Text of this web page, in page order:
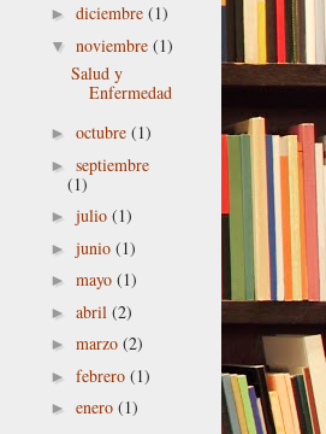
► diciembre (1)
▼ noviembre (1)
Salud y
Enfermedad
► octubre (1)
► septiembre
(1)
► julio (1)
► junio (1)
► mayo (1)
► abril (2)
► marzo (2)
► febrero (1)
► enero (1)